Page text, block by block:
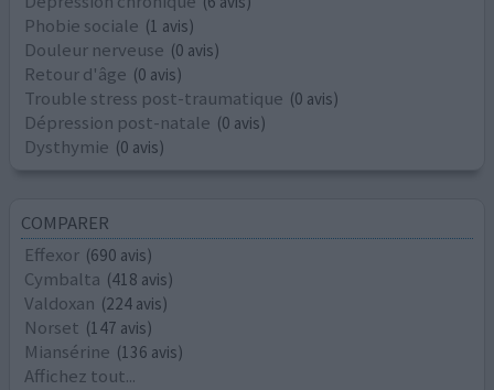
Phobie sociale (1 avis)
Douleur nerveuse (0 avis)
Retour d'âge (0 avis)
Trouble stress post-traumatique (0 avis)
Dépression post-natale (0 avis)
Dysthymie (0 avis)
COMPARER
Effexor (690 avis)
Cymbalta (418 avis)
Valdoxan (224 avis)
Norset (147 avis)
Miansérine (136 avis)
Affichez tout...